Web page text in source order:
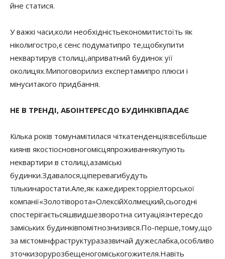
йне статися.
У важкі часи,коли необхідністьекономитистоїть як
ніколигостро,є сенс подуматипро те,щобкупити
неквартирув столиці,априватний будинок уїї
околицях.Мипоговорилиз експертамипро плюси і
мінуситакого придбання.
НЕ В ТРЕНДІ, АБОІНТЕРЕСДО БУДИНКІВПАДАЄ
Кілька років томунамітилася чіткатенденція:всебільше
киянв якостіосновногомісцяпроживаннякупують
неквартири в столиці,азаміські
будинки.Здавалося,ціперевагибудуть
тількинаростати.Але,як кажедиректорріелторської
компанії«Золотіворота»ОлексійХолмецкий,сьогодні
спостерігаєтьсяшвидшезворотна ситуація:інтересдо
заміських будинківпомітнознизився.По-перше,тому,що
за містомінфраструктуразазвичай дужеслабка,особливо
зточкизорурозбещеногоміськогожителя.Навіть